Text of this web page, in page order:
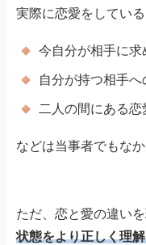
実際に恋愛をしている
今自分が相手に求
自分が持つ相手へ
二人の間にある恋
などは当事者でもな
ただ、恋と愛の違い
状態をより正しく理